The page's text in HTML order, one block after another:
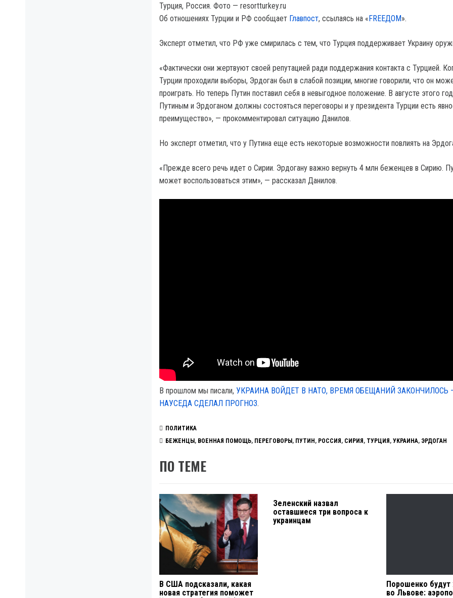
Турция, Россия. Фото — resortturkey.ru
Об отношениях Турции и РФ сообщает Главпост, ссылаясь на «FREEДOM».
Эксперт отметил, что РФ уже смирилась с тем, что Турция поддерживает Украину
«Фактически они жертвуют своей репутацией ради поддержания контакта с Турцией.
Турции проходили выборы, Эрдоган был в слабой позиции, многие говорили, что он
проиграть. Но теперь Путин поставил себя в невыгодное положение. В августе этого
Путиным и Эрдоганом должны состояться переговоры и у президента Турции есть
преимущество», — прокомментировал ситуацию Данилов.
Но эксперт отметил, что у Путина еще есть некоторые возможности повлиять на
«Прежде всего речь идет о Сирии. Эрдогану важно вернуть 4 млн беженцев в Сирию.
может воспользоваться этим», — рассказал Данилов.
В прошлом мы писали, УКРАИНА ВОЙДЕТ В НАТО, ВРЕМЯ ОБЕЩАНИЙ ЗАКОНЧИЛОСЬ
НАУСЕДА СДЕЛАЛ ПРОГНОЗ.
ПОЛИТИКА
БЕЖЕНЦЫ, ВОЕННАЯ ПОМОЩЬ, ПЕРЕГОВОРЫ, ПУТИН, РОССИЯ, СИРИЯ, ТУРЦИЯ, УКРАИНА, ЭРДОГАН
ПО ТЕМЕ
В США подсказали, какая
новая стратегия поможет
Зеленский назвал
оставшиеся три вопроса к
украинцам
Порошенко
во Львове: